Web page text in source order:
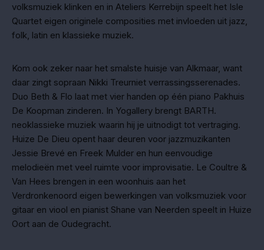
volksmuziek klinken en in Ateliers Kerrebijn speelt het Isle
Quartet eigen originele composities met invloeden uit jazz,
folk, latin en klassieke muziek.
Kom ook zeker naar het smalste huisje van Alkmaar, want
daar zingt sopraan Nikki Treurniet verrassingsserenades.
Duo Beth & Flo laat met vier handen op één piano Pakhuis
De Koopman zinderen. In Yogallery brengt BARTH.
neoklassieke muziek waarin hij je uitnodigt tot vertraging.
Huize De Dieu opent haar deuren voor jazzmuzikanten
Jessie Brevé en Freek Mulder en hun eenvoudige
melodieën met veel ruimte voor improvisatie. Le Coultre &
Van Hees brengen in een woonhuis aan het
Verdronkenoord eigen bewerkingen van volksmuziek voor
gitaar en viool en pianist Shane van Neerden speelt in Huize
Oort aan de Oudegracht.